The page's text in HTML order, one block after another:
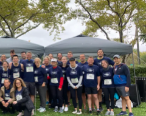
6
7
9
0
7
8